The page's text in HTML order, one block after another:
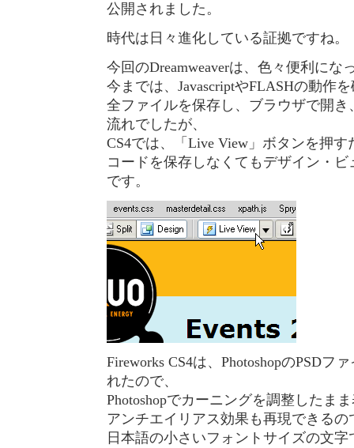
公開されました。
時代は日々進化している証拠ですね。
今回のDreamweaverは、色々便利にな
今までは、JavascriptやFLASHの動作
全ファイルを保存し、ブラウザで開
流れでしたが、
CS4では、「Live View」ボタンを押す
コードを保存しなくてもデザイン・
です。
Fireworks CS4は、PhotoshopのPSDフ
れたので、
Photoshopでカーニングを調整したま
アンチエイリアス効果も再現できるの
日本語の小さいフォントサイズの文